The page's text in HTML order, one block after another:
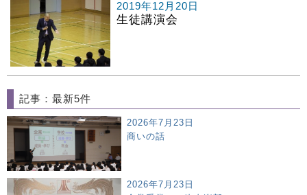
2019年12月20日
生徒講演会
記事：最新5件
2026年7月23日
商いの話
2026年7月23日